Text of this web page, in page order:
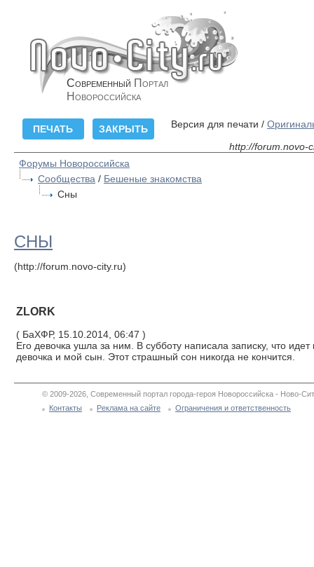
Современный Портал
Новороссийска
Версия для печати /
http://forum.novo-
Форумы Новороссийска
Сообщества / Бешеные знакомства
Сны
СНЫ
(http://forum.novo-city.ru)
ZLORK
( БаХФР, 15.10.2014, 06:47 )
Его девочка ушла за ним. В субботу написала записку, что
девочка и мой сын. Этот страшный сон никогда не кончится.
© 2009-2026, Современный портал города-героя Новороссийска - Ново-
Контакты
Реклама на сайте Ограничения и ответственность